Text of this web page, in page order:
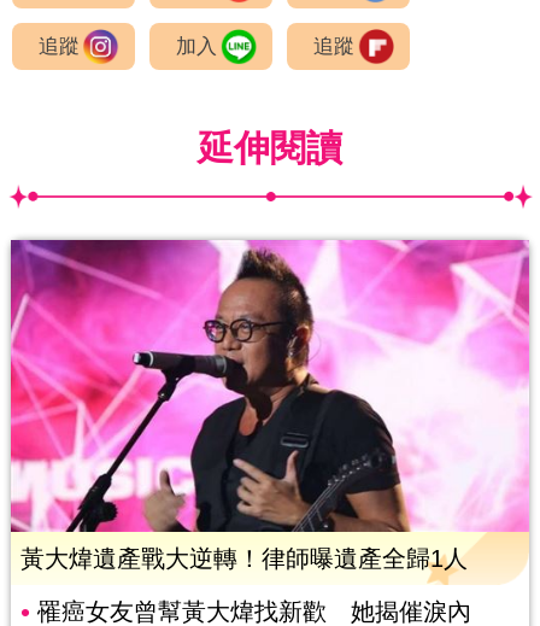
追蹤 加入 追蹤
延伸閱讀
黃大煒遺產戰大逆轉！律師曝遺產全歸1人
罹癌女友曾幫黃大煒找新歡 她揭催淚內